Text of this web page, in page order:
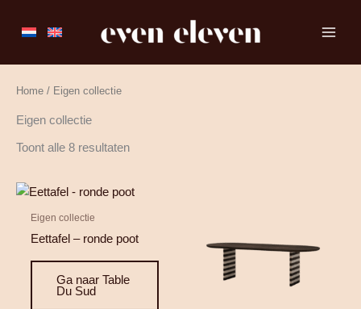
naar
inhoud
Home / Eigen collectie
Eigen collectie
Toont alle 8 resultaten
Eigen collectie
Eettafel – ronde poot
Ga naar Table
Du Sud